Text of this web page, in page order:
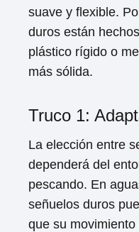
suave y flexible.
duros están
plástico rígido o
más sólida.
Truco 1:
La elección entre
dependerá del
pescando. En
señuelos duros
que su